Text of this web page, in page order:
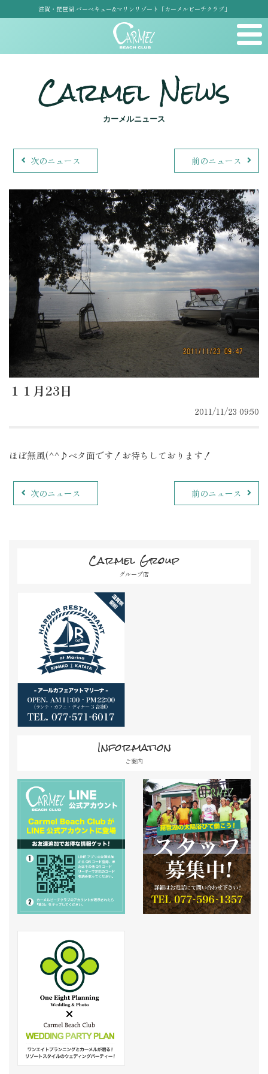
滋賀・琵琶湖 バーベキュー&マリンリゾート「カーメルビーチクラブ」
Carmel News
カーメルニュース
次のニュース 前のニュース
１１月23日
2011/11/23 09:50
ほぼ無風(^^♪ベタ面です！お待ちしております！
次のニュース 前のニュース
Carmel Group
グループ店
Information
ご案内